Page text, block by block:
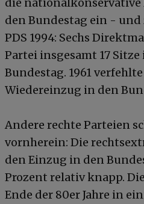
den Bundestag ein -
PDS 1994: Sechs
Partei insgesamt 17
Bundestag. 1961
Wiedereinzug in den
Andere rechte Parteien
vornherein: Die
den Einzug in den
Prozent relativ knapp.
Ende der 80er Jahre in